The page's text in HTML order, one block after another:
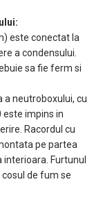
este conectat la
a condensului.
sa fie ferm si
a neutroboxului, cu
este impins in
Racordul cu
pe partea
Furtunul
de fum se